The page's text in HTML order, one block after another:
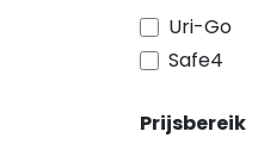
Uri-Go
Safe4
Prijsbereik